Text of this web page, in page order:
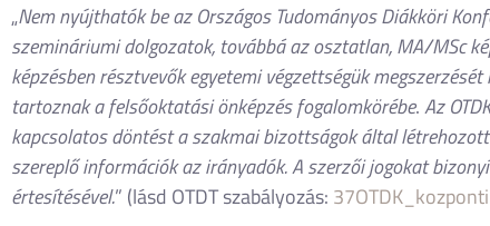
„Nem nyújthatók be az Országos Tudományos Diákköri
szemináriumi dolgozatok, továbbá az osztatlan, MA/MSc
képzésben résztvevők egyetemi végzettségük
tartoznak a felsőoktatási önképzés fogalomkörébe.Az
kapcsolatos döntést a szakmai bizottságok által
szereplő információk az irányadók. A szerzői jogokat
értesítésével.” (lásd OTDT szabályozás: